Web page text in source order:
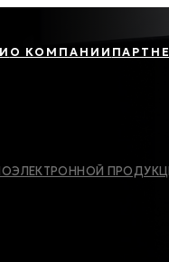
О КОМПАНИИ